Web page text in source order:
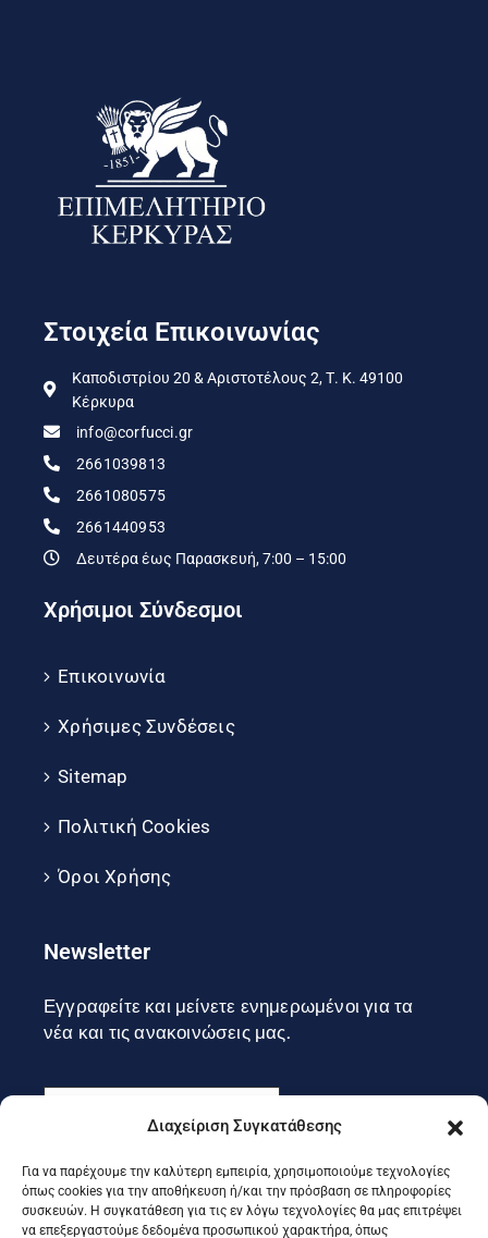
Διαχείριση Συγκατάθεσης
Για να παρέχουμε την καλύτερη εμπειρία, χρησιμοποιούμε τεχνολογίες
όπως cookies για την αποθήκευση ή/και την πρόσβαση σε πληροφορίες
συσκευών. Η συγκατάθεση για τις εν λόγω τεχνολογίες θα μας επιτρέψει
να επεξεργαστούμε δεδομένα προσωπικού χαρακτήρα, όπως
Στοιχεία Επικοινωνίας
Καποδιστρίου 20 & Αριστοτέλους 2, Τ. Κ. 49100
Κέρκυρα
info@corfucci.gr
2661039813
2661080575
2661440953
Δευτέρα έως Παρασκευή, 7:00 – 15:00
Χρήσιμοι Σύνδεσμοι
Επικοινωνία
Χρήσιμες Συνδέσεις
Sitemap
Πολιτική Cookies
Όροι Χρήσης
Newsletter
Εγγραφείτε και μείνετε ενημερωμένοι για τα
νέα και τις ανακοινώσεις μας.
Εγγραφή